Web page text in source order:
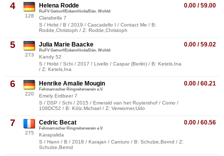
4
128
0.00 / 59.00
Helena Rodde
RuFV Gettorf/Eckernförde/Dän. Wohld
Clarabella 7
S / Holst / B / 2019 / Cascadello I / Contact Me / B:
Rodde,Christoph / Z: Rodde,Christoph
5
273
0.00 / 59.02
Julia Marie Baacke
RuFV Gettorf/Eckernförde/Dän. Wohld
Kandy 52
S / Holst / Schi / 2017 / Livello / Caspar (Berlin) / B: Ketels,Ina
/ Z: Ketels,Ina
6
220
0.00 / 60.21
Henrike Amalie Mougin
Fehmarnscher Ringreiterverein e.V.
Emely Erdbeer 7
S / DSP / Schi / 2015 / Emerald van het Ruytershof / Como /
108DC52 / B: Kölz,Michael / Z: Verworner,Udo
7
275
0.00 / 60.56
Cedric Becat
Fehmarnscher Ringreiterverein e.V.
Karapalida
S / Hann / B / 2018 / Karajan / Canturo / B: Schulze,Bernd / Z:
Schulze,Bernd